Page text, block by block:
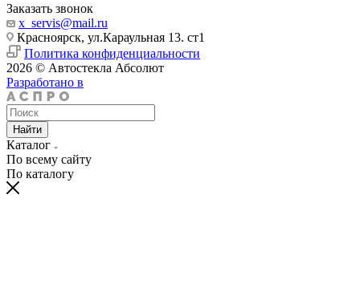
Заказать звонок
x_servis@mail.ru
Красноярск, ул.Караульная 13. ст1
Политика конфиденциальности
2026 © Автостекла Абсолют
Разработано в
Найти
Каталог
По всему сайту
По каталогу